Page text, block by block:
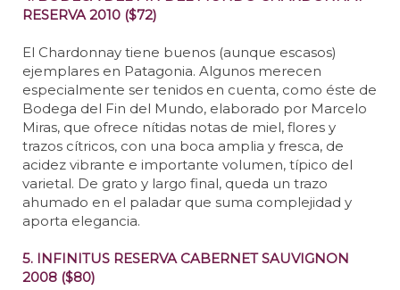
RESERVA 2010 ($72)
El Chardonnay tiene buenos (aunque escasos)
ejemplares en Patagonia. Algunos merecen
especialmente ser tenidos en cuenta, como éste de
Bodega del Fin del Mundo, elaborado por Marcelo
Miras, que ofrece nítidas notas de miel, flores y
trazos cítricos, con una boca amplia y fresca, de
acidez vibrante e importante volumen, típico del
varietal. De grato y largo final, queda un trazo
ahumado en el paladar que suma complejidad y
aporta elegancia.
5. INFINITUS RESERVA CABERNET SAUVIGNON
2008 ($80)